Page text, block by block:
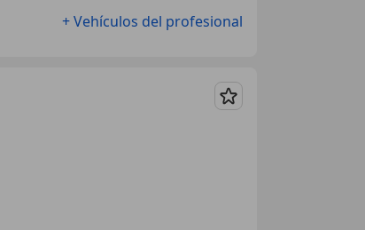
+ Vehículos del profesional
Guardar